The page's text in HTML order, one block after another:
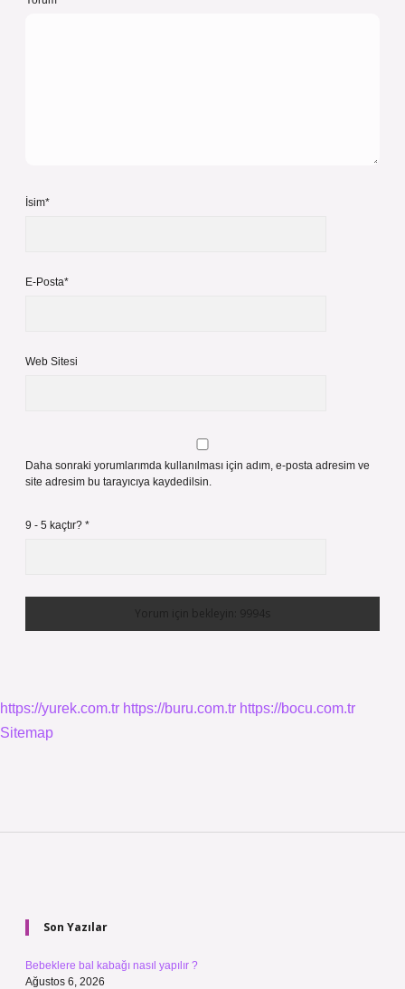
İsim*
E-Posta*
Web Sitesi
Daha sonraki yorumlarımda kullanılması için adım, e-posta adresim ve
site adresim bu tarayıcıya kaydedilsin.
9 - 5 kaçtır? *
https://yurek.com.tr https://buru.com.tr https://bocu.com.tr
Sitemap
Son Yazılar
Bebeklere bal kabağı nasıl yapılır ?
Ağustos 6, 2026